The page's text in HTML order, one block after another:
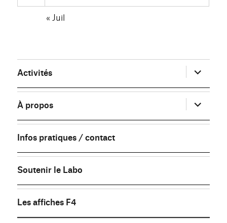
« Juil
Activités ouvrir
le
sous-
menu
À propos
ouvrir
le
sous-
menu
Infos pratiques / contact
Soutenir le Labo
Les affiches F4